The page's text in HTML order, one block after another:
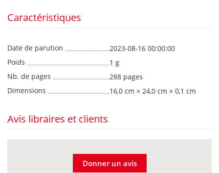
Caractéristiques
Date de parution
2023-08-16 00:00:00
Poids
1 g
Nb. de pages
288 pages
Dimensions
16,0 cm × 24,0 cm × 0,1 cm
Avis libraires et clients
Donner un avis